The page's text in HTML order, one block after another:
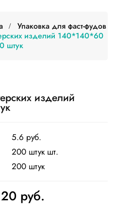
Упаковка для фаст-фудов
изделий 140*140*60
штук
изделий
5.6 руб.
200 штук шт.
200 штук
руб.